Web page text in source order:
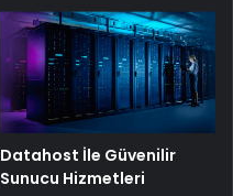
Datahost İle Güvenilir
Sunucu Hizmetleri